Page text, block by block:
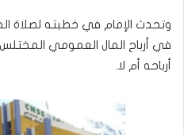
وتحدث الإمام في خطبته لصلاة
في أرباح المال العمومي المختلس
أرباحه أم لا.